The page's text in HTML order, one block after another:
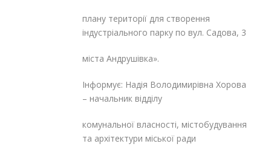
плану території для створення
індустріального парку по вул. Садова, 3
міста Андрушівка».
Інформує: Надія Володимирівна Хорова
– начальник відділу
комунальної власності, містобудування
та архітектури міської ради